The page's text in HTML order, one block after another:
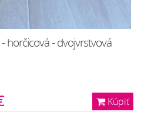
horčicová - dvojvrstvová
Kúpiť